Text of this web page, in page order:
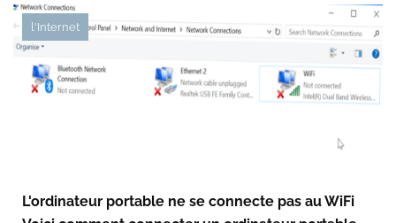
l'Internet
L'ordinateur portable ne se connecte pas au WiFi